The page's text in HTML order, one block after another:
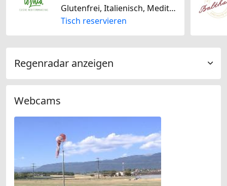
Glutenfrei, Italienisch, Mediterran, Französisch, Laktosefrei
Tisch reservieren
Regenradar anzeigen
Webcams